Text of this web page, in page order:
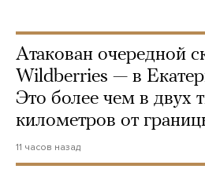
Атакован очередной
Wildberries — в
Это более чем в двух
километров от
11 часов назад